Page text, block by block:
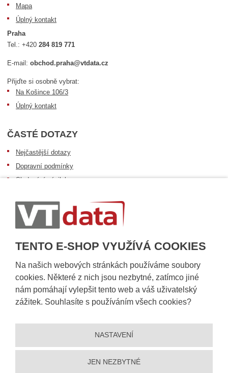
TENTO E-SHOP VYUŽÍVÁ COOKIES
Na našich webových stránkách používáme soubory
cookies. Některé z nich jsou nezbytné, zatímco jiné
nám pomáhají vylepšit tento web a váš uživatelský
zážitek. Souhlasíte s používáním všech cookies?
NASTAVENÍ
JEN NEZBYTNÉ
Mapa
Úplný kontakt
Praha
Tel.:+420284 819 771
E-mail:obchod.praha@vtdata.cz
Přijďte si osobně vybrat:
Na Košince 106/3
Úplný kontakt
ČASTÉ DOTAZY
Nejčastější dotazy
Dopravní podmínky
Sledování zásilek
Informace k dostupnosti zboží
Obecné informace
Prohlášení o přístupnosti |Ochrana osobních údajů |Mapa stránek ||